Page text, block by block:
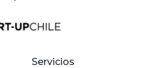
Servicios